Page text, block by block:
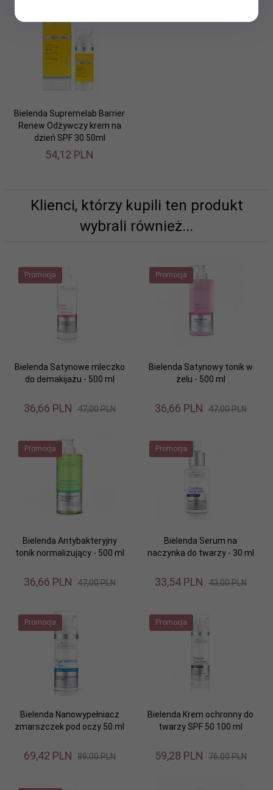
Bielenda Supremelab Barrier
Renew Odżywczy krem na
dzień SPF 30 50ml
54,12 PLN
Klienci, którzy kupili ten produkt
wybrali również...
Promocja
Bielenda Satynowe mleczko
do demakijażu - 500 ml
36,66 PLN 47,00 PLN
Promocja
Bielenda Satynowy tonik w
żelu - 500 ml
36,66 PLN 47,00 PLN
Promocja
Bielenda Antybakteryjny
tonik normalizujący - 500 ml
36,66 PLN 47,00 PLN
Promocja
Bielenda Serum na
naczynka do twarzy - 30 ml
33,54 PLN 43,00 PLN
Promocja
Bielenda Nanowypełniacz
zmarszczek pod oczy 50 ml
69,42 PLN 89,00 PLN
Promocja
Bielenda Krem ochronny do
twarzy SPF 50 100 ml
59,28 PLN 76,00 PLN